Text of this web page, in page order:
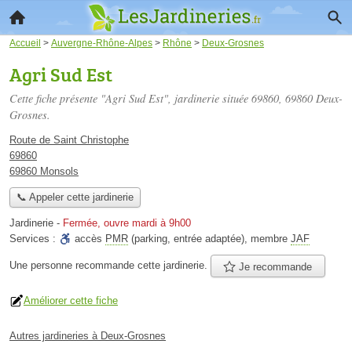
Accueil > Auvergne-Rhône-Alpes > Rhône > Deux-Grosnes
Agri Sud Est
Cette fiche présente "Agri Sud Est", jardinerie située 69860, 69860 Deux-
Grosnes.
Route de Saint Christophe
69860
69860 Monsols
📞 Appeler cette jardinerie
Jardinerie - Fermée, ouvre mardi à 9h00
Services :
accès PMR (parking, entrée adaptée), membre JAF
Une personne recommande cette jardinerie. Je recommande
Améliorer cette fiche
Autres jardineries à Deux-Grosnes